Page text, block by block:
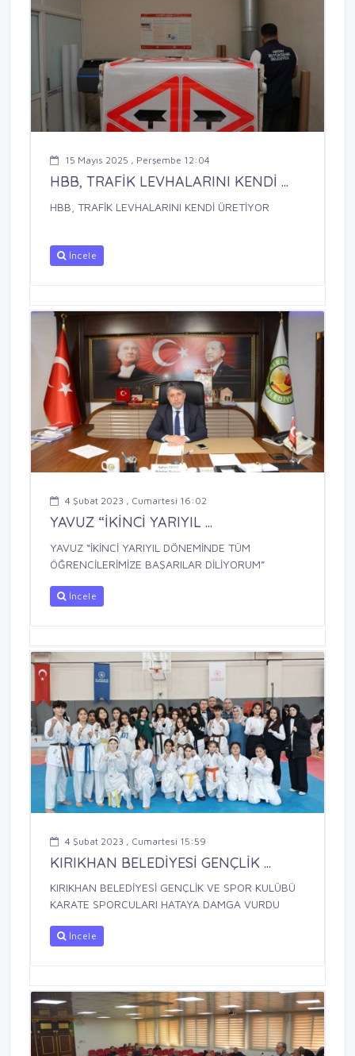
15 Mayıs 2025 , Perşembe 12:04
HBB, TRAFİK LEVHALARINI KENDİ ...
HBB, TRAFİK LEVHALARINI KENDİ ÜRETİYOR
İncele
4 Şubat 2023 , Cumartesi 16:02
YAVUZ “İKİNCİ YARIYIL ...
YAVUZ “İKİNCİ YARIYIL DÖNEMİNDE TÜM
ÖĞRENCİLERİMİZE BAŞARILAR DİLİYORUM”
İncele
4 Şubat 2023 , Cumartesi 15:59
KIRIKHAN BELEDİYESİ GENÇLİK ...
KIRIKHAN BELEDİYESİ GENÇLİK VE SPOR KULÜBÜ
KARATE SPORCULARI HATAYA DAMGA VURDU
İncele